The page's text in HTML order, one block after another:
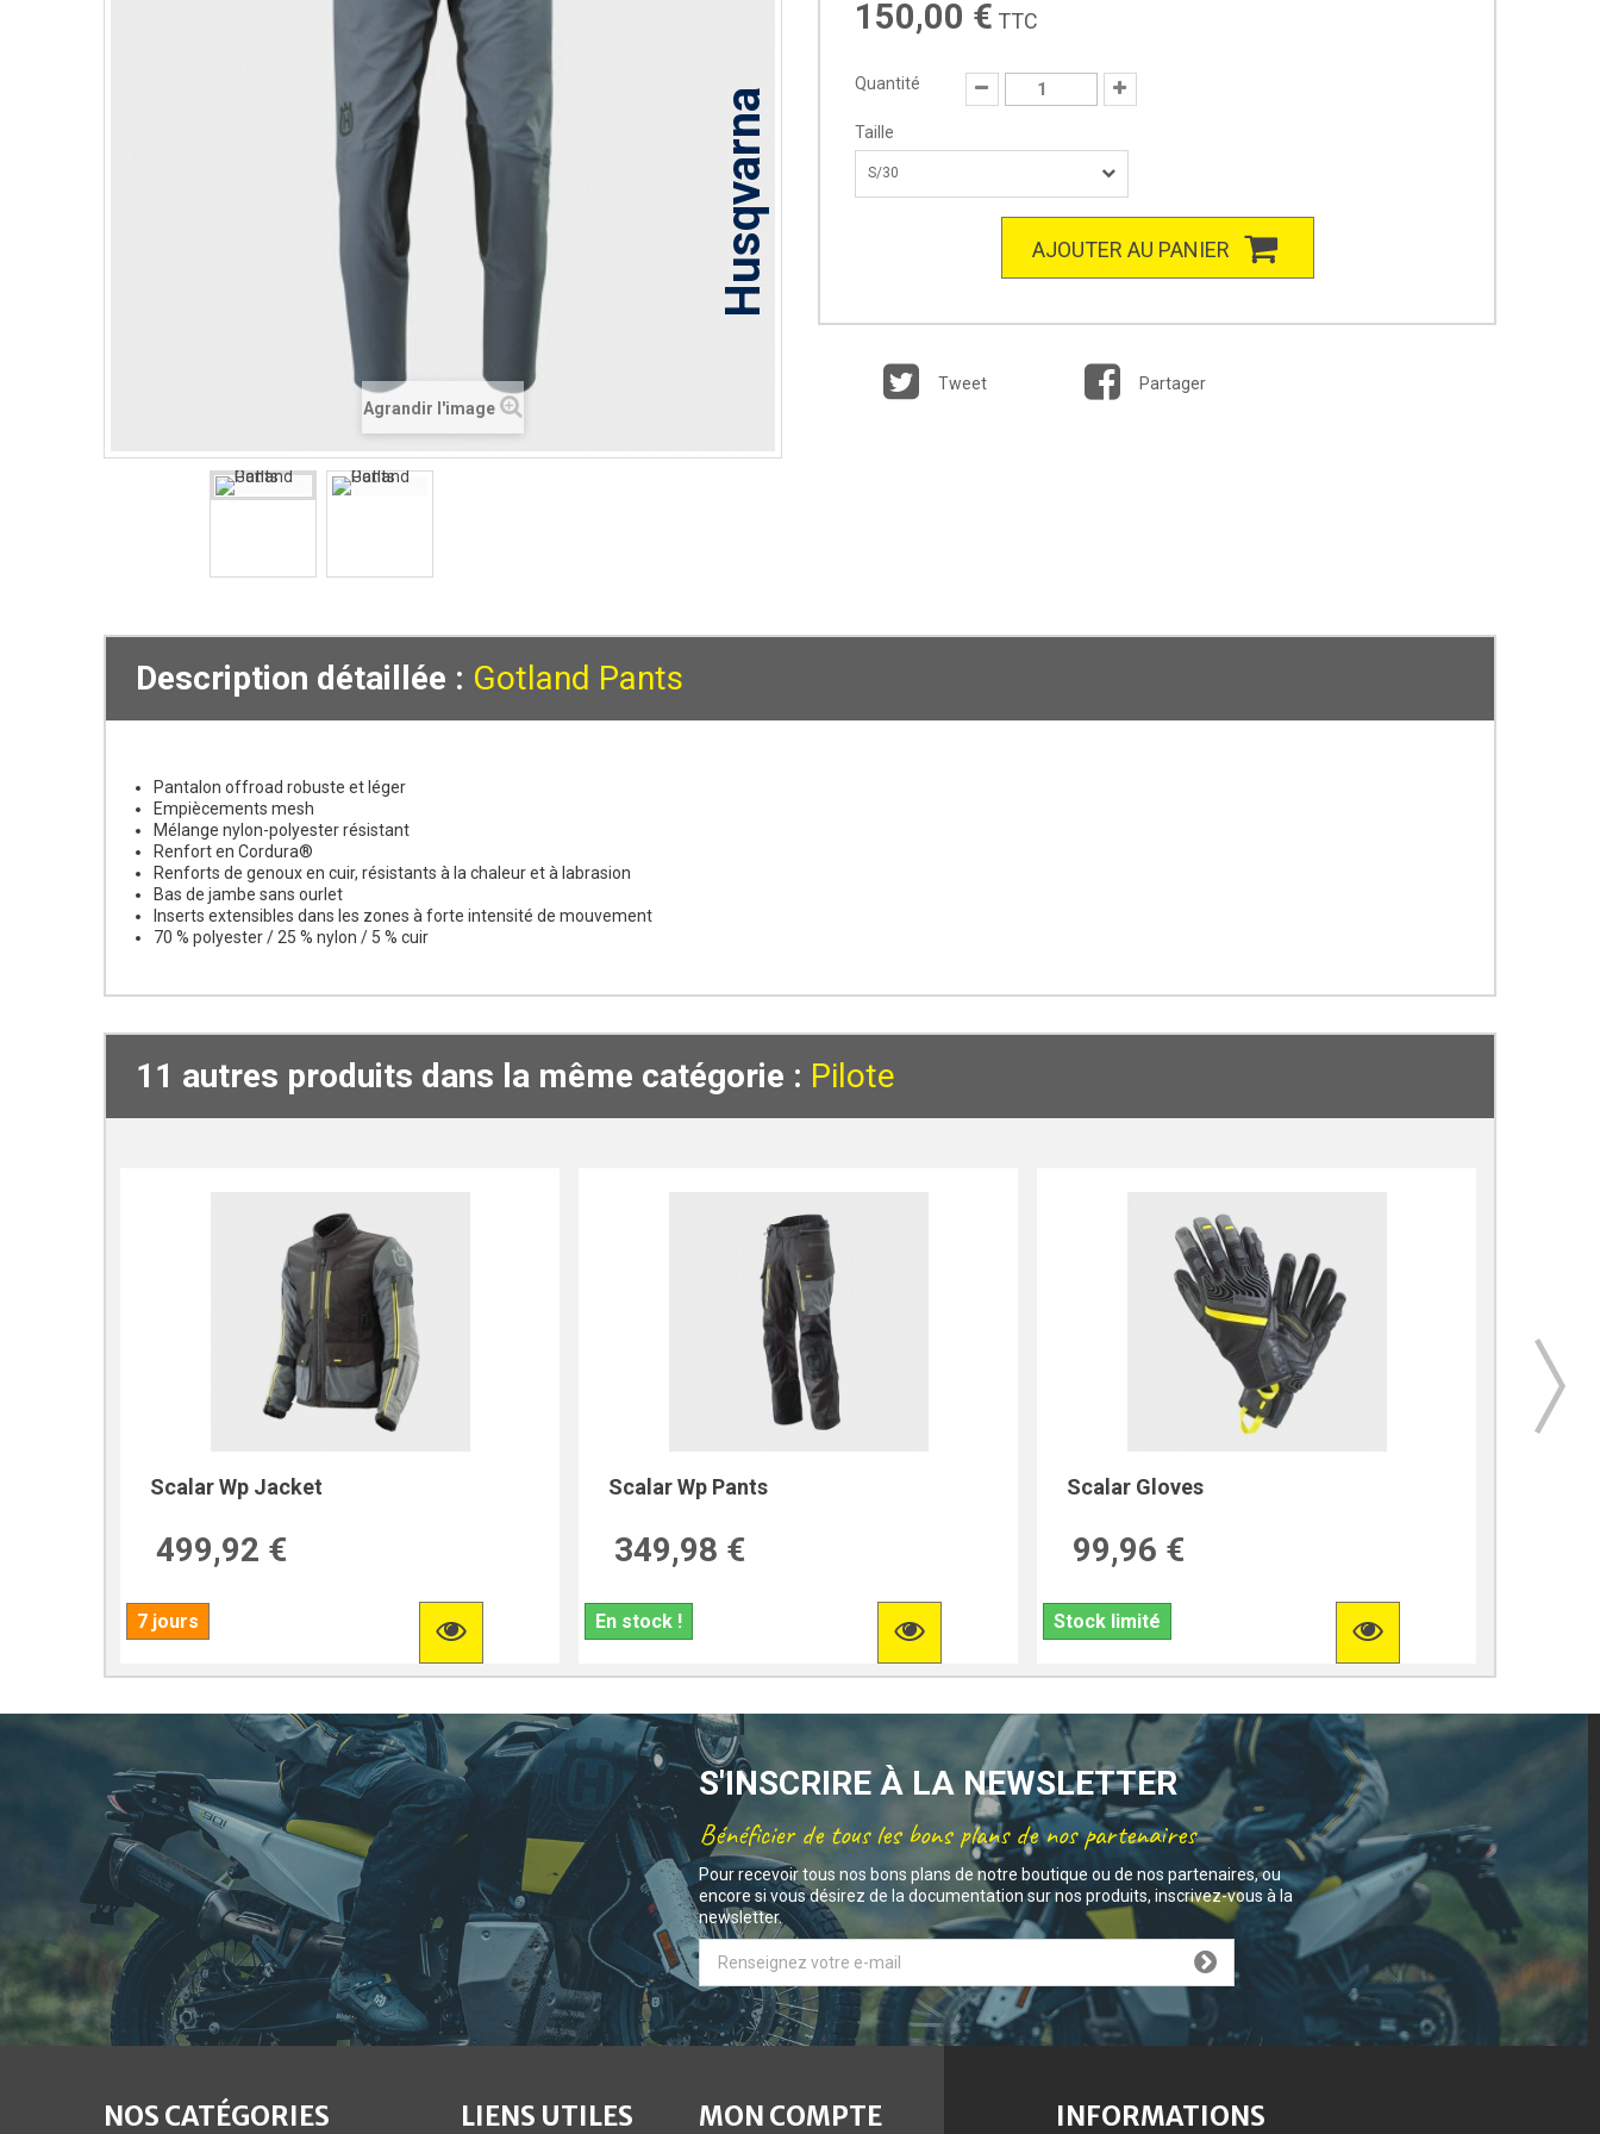
Agrandir l'image
Husqvarna
150,00 € TTC
Quantité
Taille
S/30
AJOUTER AU PANIER
Tweet Partager
Description détaillée : Gotland Pants
Pantalon offroad robuste et léger
Empiècements mesh
Mélange nylon-polyester résistant
Renfort en Cordura®
Renforts de genoux en cuir, résistants à la chaleur et à labrasion
Bas de jambe sans ourlet
Inserts extensibles dans les zones à forte intensité de mouvement
70 % polyester / 25 % nylon / 5 % cuir
11 autres produits dans la même catégorie : Pilote
Scalar Wp Jacket
499,92 €
7 jours
Scalar Wp Pants
349,98 €
En stock !
Scalar Gloves
99,96 €
Stock limité
S'INSCRIRE À LA NEWSLETTER
Bénéficier de tous les bons plans de nos partenaires
Pour recevoir tous nos bons plans de notre boutique ou de nos partenaires, ou
encore si vous désirez de la documentation sur nos produits, inscrivez-vous à la
newsletter.
NOS CATÉGORIES LIENS UTILES MON COMPTE INFORMATIONS